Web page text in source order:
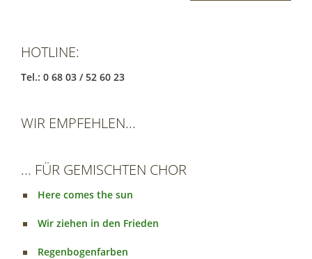
HOTLINE:
Tel.: 0 68 03 / 52 60 23
WIR EMPFEHLEN...
... FÜR GEMISCHTEN CHOR
Here comes the sun
Wir ziehen in den Frieden
Regenbogenfarben